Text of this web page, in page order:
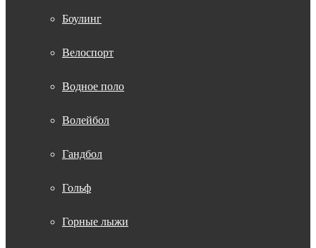
Боулинг
Велоспорт
Водное поло
Волейбол
Гандбол
Гольф
Горные лыжи